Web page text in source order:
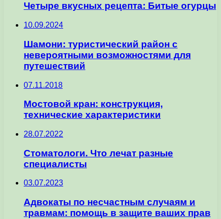
Четыре вкусных рецепта: Битые огурцы
10.09.2024
Шамони: туристический район с
невероятными возможностями для
путешествий
07.11.2018
Мостовой кран: конструкция,
технические характеристики
28.07.2022
Стоматологи. Что лечат разные
специалисты
03.07.2023
Адвокаты по несчастным случаям и
травмам: помощь в защите ваших прав